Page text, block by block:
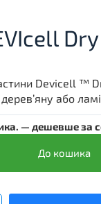
Devicell ™
або
— дешевше за
До кошика